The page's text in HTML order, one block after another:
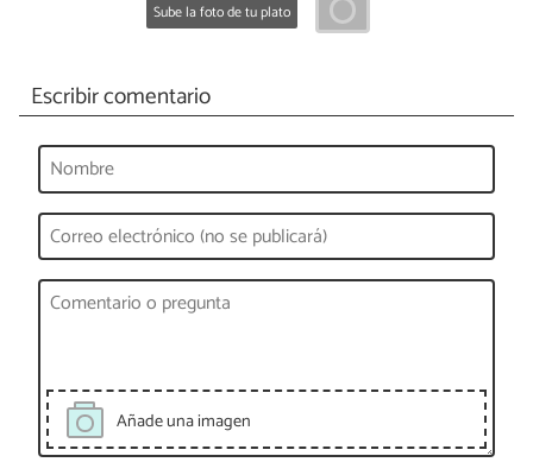
Sube la foto de tu plato
Escribir comentario
Añade una imagen